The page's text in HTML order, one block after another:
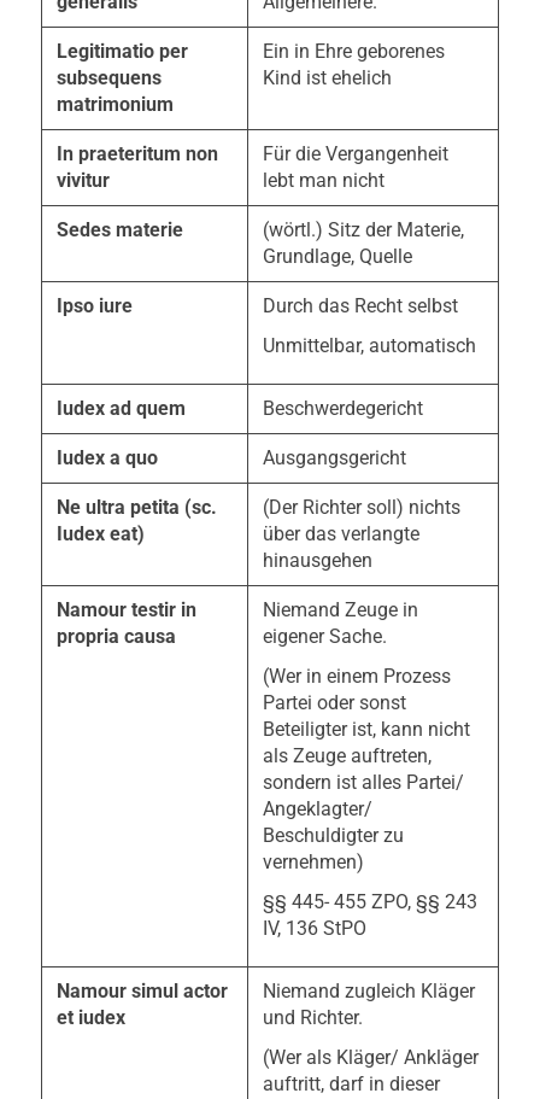
Legitimatio per
subsequens
matrimonium
Ein in Ehre geborenes
Kind ist ehelich
In praeteritum non
vivitur
Für die Vergangenheit
lebt man nicht
Sedes materie
(wörtl.) Sitz der Materie,
Grundlage, Quelle
Ipso iure
Durch das Recht selbst
Unmittelbar, automatisch
Iudex ad quem Beschwerdegericht
Iudex a quo Ausgangsgericht
Ne ultra petita (sc.
Iudex eat)
(Der Richter soll) nichts
über das verlangte
hinausgehen
Namour testir in
propria causa
Niemand Zeuge in
eigener Sache.
(Wer in einem Prozess
Partei oder sonst
Beteiligter ist, kann nicht
als Zeuge auftreten,
sondern ist alles Partei/
Angeklagter/
Beschuldigter zu
vernehmen)
§§ 445- 455 ZPO, §§ 243
IV, 136 StPO
Namour simul actor
et iudex
Niemand zugleich Kläger
und Richter.
(Wer als Kläger/ Ankläger
auftritt, darf in dieser